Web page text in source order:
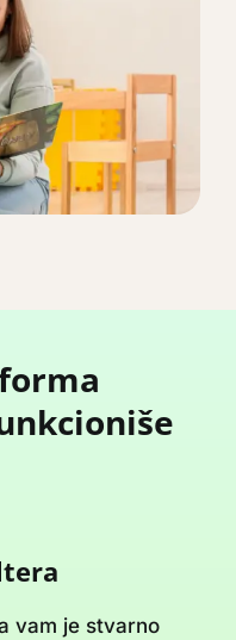
vam je stvarno